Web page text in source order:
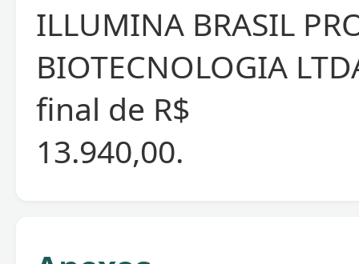
ILLUMINA BRASIL
BIOTECNOLOGIA
final de R$
13.940,00.